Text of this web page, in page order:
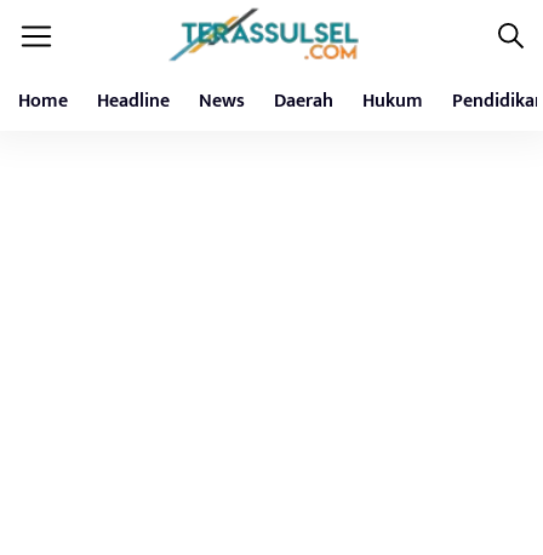
Home Headline News Daerah Hukum